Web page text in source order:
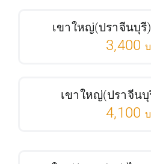
เขาใหญ่(ปราจีนบุรี
3,400
เขาใหญ่(ปราจีน
4,100